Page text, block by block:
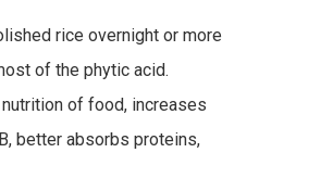
rice overnight or more
of the phytic acid.
of food, increases
better absorbs proteins,